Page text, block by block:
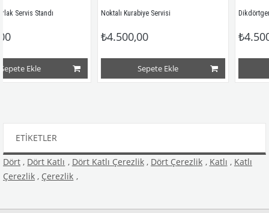
Noktalı Kurabiye Servisi
₺4.500,00
Sepete Ekle
₺4.500,00
ETIKETLER
Dört , Dört Katlı , Dört Katlı Çerezlik , Dört Çerezlik , Katlı , Katlı
Çerezlik , Çerezlik ,